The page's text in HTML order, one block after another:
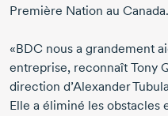
Première Nation au Canada.
«BDC nous a grandement
entreprise, reconnaît Tony
direction d’Alexander
Elle a éliminé les obstacles